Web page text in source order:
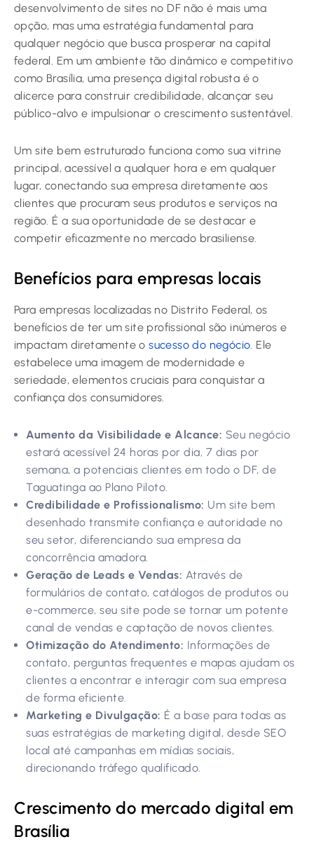
desenvolvimento de sites no DF não é mais uma
opção, mas uma estratégia fundamental para
qualquer negócio que busca prosperar na capital
federal. Em um ambiente tão dinâmico e competitivo
como Brasília, uma presença digital robusta é o
alicerce para construir credibilidade, alcançar seu
público-alvo e impulsionar o crescimento sustentável.
Um site bem estruturado funciona como sua vitrine
principal, acessível a qualquer hora e em qualquer
lugar, conectando sua empresa diretamente aos
clientes que procuram seus produtos e serviços na
região. É a sua oportunidade de se destacar e
competir eficazmente no mercado brasiliense.
Benefícios para empresas locais
Para empresas localizadas no Distrito Federal, os
benefícios de ter um site profissional são inúmeros e
impactam diretamente osucesso do negócio . Ele
estabelece uma imagem de modernidade e
seriedade, elementos cruciais para conquistar a
confiança dos consumidores.
Aumento da Visibilidade e Alcance: Seu negócio
estará acessível 24 horas por dia, 7 dias por
semana, a potenciais clientes em todo o DF, de
Taguatinga ao Plano Piloto.
Credibilidade e Profissionalismo: Um site bem
desenhado transmite confiança e autoridade no
seu setor, diferenciando sua empresa da
concorrência amadora.
Geração de Leads e Vendas: Através de
formulários de contato, catálogos de produtos ou
e-commerce, seu site pode se tornar um potente
canal de vendas e captação de novos clientes.
Otimização do Atendimento: Informações de
contato, perguntas frequentes e mapas ajudam os
clientes a encontrar e interagir com sua empresa
de forma eficiente.
Marketing e Divulgação: É a base para todas as
suas estratégias de marketing digital, desde SEO
local até campanhas em mídias sociais,
direcionando tráfego qualificado.
Crescimento do mercado digital em
Brasília